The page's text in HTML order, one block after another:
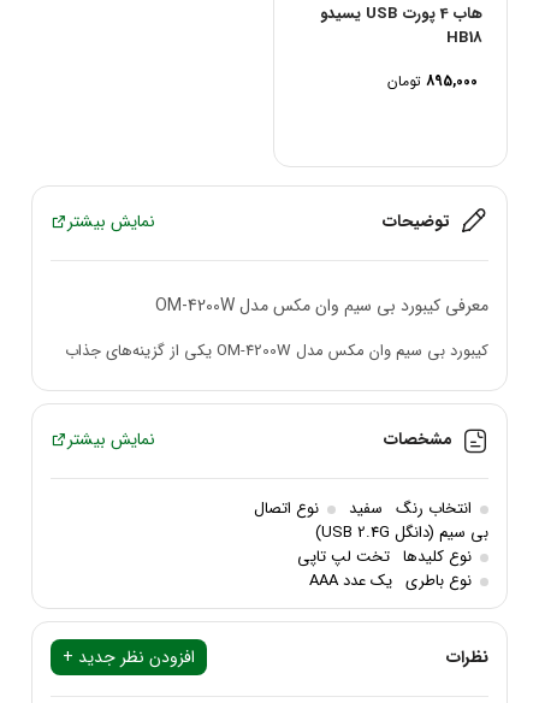
هاب 4 پورت USB یسیدو
HB18
تومان
توضیحات نمایش بیشتر
معرفی کیبورد بی‌ سیم وان مکس مدل OM-4200W
کیبورد بی‌ سیم وان مکس مدل OM-4200W یکی از گزینه‌های جذاب
برای کسانی است که به دنبال یک کیبورد بی‌ سیم با کیفیت، مقاوم و با
عملکرد مناسب هستند. این کیبورد با ویژگی‌های منحصربه‌فرد و طراحی
نوع اتصال و ارتباط بی‌سیم
کیبورد OM-4200Wاز طریق دانگل
متصل می‌شود. این نوع ارتباط بی‌ سیم نه تنها اتصال پایداری را فراهم
می‌کند، بلکه با سرعت بالا و بدون قطعی ارتباط، تجربه‌ی کاربری
لذت‌بخشی را به همراه دارد. با برد 10 متری این کیبورد، می‌توانید از
مشخصات نمایش بیشتر
انتخاب رنگ سفید
نوع اتصال
بی سیم (دانگل USB 2.4G)
نوع کلیدها تخت لپ تاپی
نوع باطری یک عدد AAA
نظرات افزودن نظر جدید +